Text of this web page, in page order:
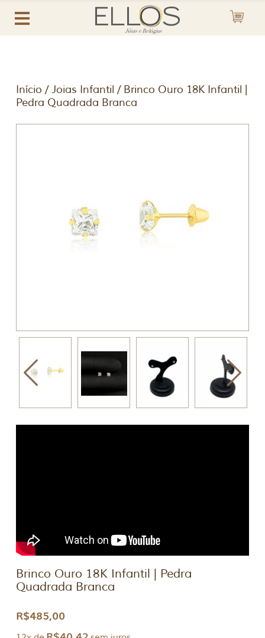
Início /Joias Infantil / Brinco Ouro 18K Infantil |
Pedra Quadrada Branca
Brinco Ouro 18K Infantil | Pedra
Quadrada Branca
R$485,00